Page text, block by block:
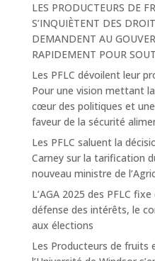
LES PRODUCTEURS DE
S’INQUIÈTENT DES
DEMANDENT AU
RAPIDEMENT POUR
Les PFLC dévoilent leur
Pour une vision mettant
cœur des politiques et
faveur de la sécurité
Les PFLC saluent la
Carney sur la tarification
nouveau ministre de
L’AGA 2025 des PFLC
défense des intérêts, le
aux élections
Les Producteurs de fruits